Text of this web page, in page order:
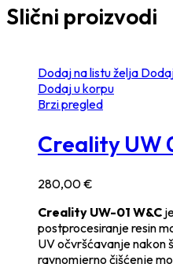
Slični proizvodi
Dodaj na listu želja
Dodaj u korpu
Brzi pregled
Creality UW
280,00€
Creality UW-01 W&C
postprocesiranje resin
UV očvršćavanje nakon
ravnomjerno čišćenje